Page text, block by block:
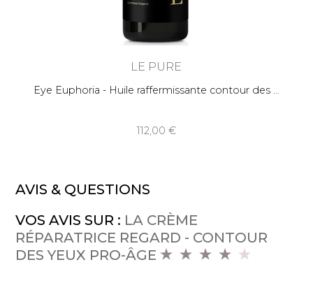
LE PURE
Eye Euphoria - Huile raffermissante contour des
112,00
AVIS & QUESTIONS
VOS AVIS SUR : LA CRÈME
RÉPARATRICE REGARD - CONTOUR
DES YEUX PRO-ÂGE